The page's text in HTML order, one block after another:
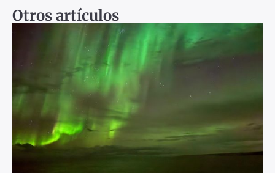
Otros artículos